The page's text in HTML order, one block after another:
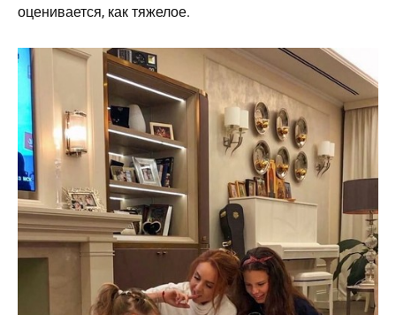
оценивается, как тяжелое.